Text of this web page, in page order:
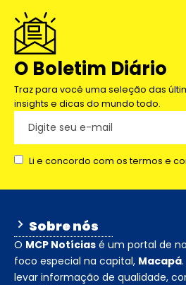
O Boletim Diário
Traz para você uma seleção das
insights e dicas do mundo todo.
Li e concordo com os termos e
Sobre nós
O MCP Notícias é um portal de
foco especial na capital, Macapá
levar informação de qualidade,